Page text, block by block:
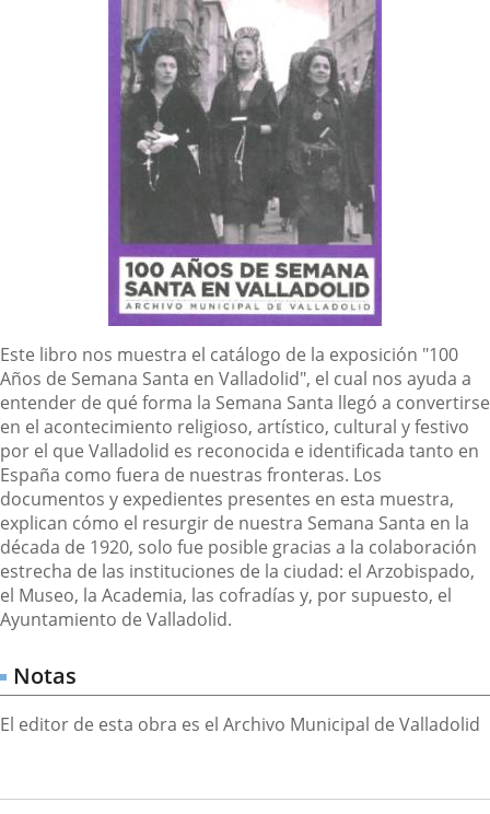
Descripción
Este libro nos muestra el catálogo de la exposición "100
Años de Semana Santa en Valladolid", el cual nos ayuda a
entender de qué forma la Semana Santa llegó a convertirse
en el acontecimiento religioso, artístico, cultural y festivo
por el que Valladolid es reconocida e identificada tanto en
España como fuera de nuestras fronteras. Los
documentos y expedientes presentes en esta muestra,
explican cómo el resurgir de nuestra Semana Santa en la
década de 1920, solo fue posible gracias a la colaboración
estrecha de las instituciones de la ciudad: el Arzobispado,
el Museo, la Academia, las cofradías y, por supuesto, el
Ayuntamiento de Valladolid.
Notas
El editor de esta obra es el Archivo Municipal de Valladolid